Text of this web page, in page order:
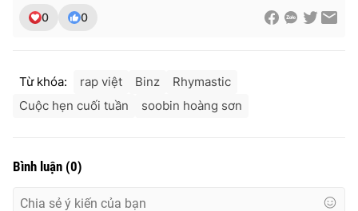
0 0
Từ khóa: rap việt Binz
Rhymastic
Cuộc hẹn cuối tuần
soobin hoàng sơn
Bình luận (0)